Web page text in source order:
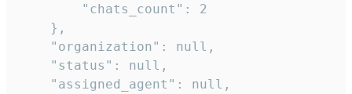
        "chats_count": 2
    },
    "organization": null,
    "status": null,
    "assigned_agent": null,